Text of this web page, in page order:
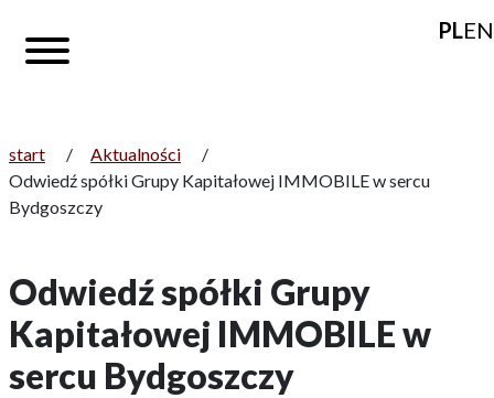
PLEN
start / Aktualności
/
Odwiedź spółki Grupy Kapitałowej IMMOBILE w sercu
Bydgoszczy
Odwiedź spółki Grupy
Kapitałowej IMMOBILE w
sercu Bydgoszczy